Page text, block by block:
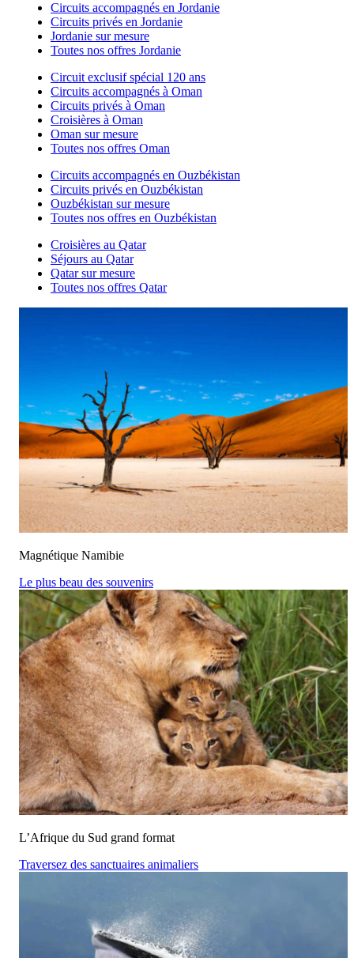
Circuits accompagnés en Jordanie
Circuits privés en Jordanie
Jordanie sur mesure
Toutes nos offres Jordanie
Circuit exclusif spécial 120 ans
Circuits accompagnés à Oman
Circuits privés à Oman
Croisières à Oman
Oman sur mesure
Toutes nos offres Oman
Circuits accompagnés en Ouzbékistan
Circuits privés en Ouzbékistan
Ouzbékistan sur mesure
Toutes nos offres en Ouzbékistan
Croisières au Qatar
Séjours au Qatar
Qatar sur mesure
Toutes nos offres Qatar
Magnétique Namibie
Le plus beau des souvenirs
L’Afrique du Sud grand format
Traversez des sanctuaires animaliers